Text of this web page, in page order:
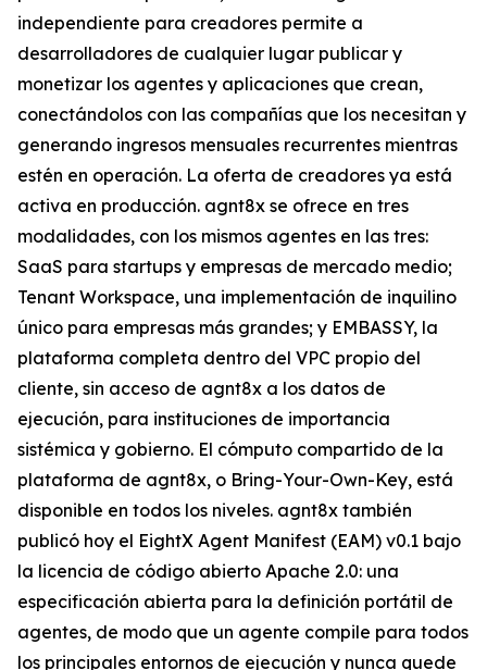
independiente para creadores permite a
desarrolladores de cualquier lugar publicar y
monetizar los agentes y aplicaciones que crean,
conectándolos con las compañías que los necesitan y
generando ingresos mensuales recurrentes mientras
estén en operación. La oferta de creadores ya está
activa en producción. agnt8x se ofrece en tres
modalidades, con los mismos agentes en las tres:
SaaS para startups y empresas de mercado medio;
Tenant Workspace, una implementación de inquilino
único para empresas más grandes; y EMBASSY, la
plataforma completa dentro del VPC propio del
cliente, sin acceso de agnt8x a los datos de
ejecución, para instituciones de importancia
sistémica y gobierno. El cómputo compartido de la
plataforma de agnt8x, o Bring-Your-Own-Key, está
disponible en todos los niveles. agnt8x también
publicó hoy el EightX Agent Manifest (EAM) v0.1 bajo
la licencia de código abierto Apache 2.0: una
especificación abierta para la definición portátil de
agentes, de modo que un agente compile para todos
los principales entornos de ejecución y nunca quede